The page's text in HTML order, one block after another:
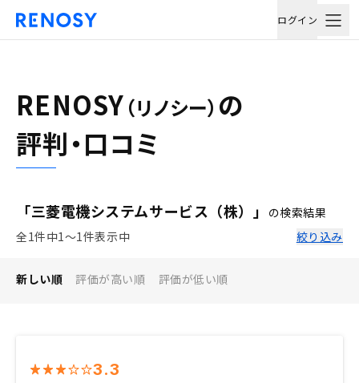
ログイン
RENOSY （リノシー） の
評判・口コミ
「三菱電機システムサービス（株）」
の検索結果
全1件中1〜1件表示中
絞り込み
新しい順 評価が高い順 評価が低い順
3.3